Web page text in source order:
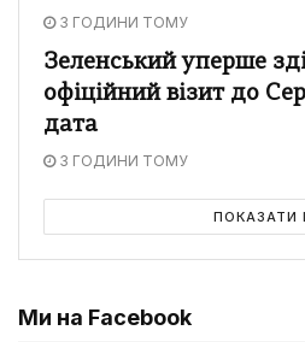
3 ГОДИНИ ТОМУ
Зеленський уперше
офіційний візит до
дата
3 ГОДИНИ ТОМУ
ПОКАЗАТИ
Ми на Facebook